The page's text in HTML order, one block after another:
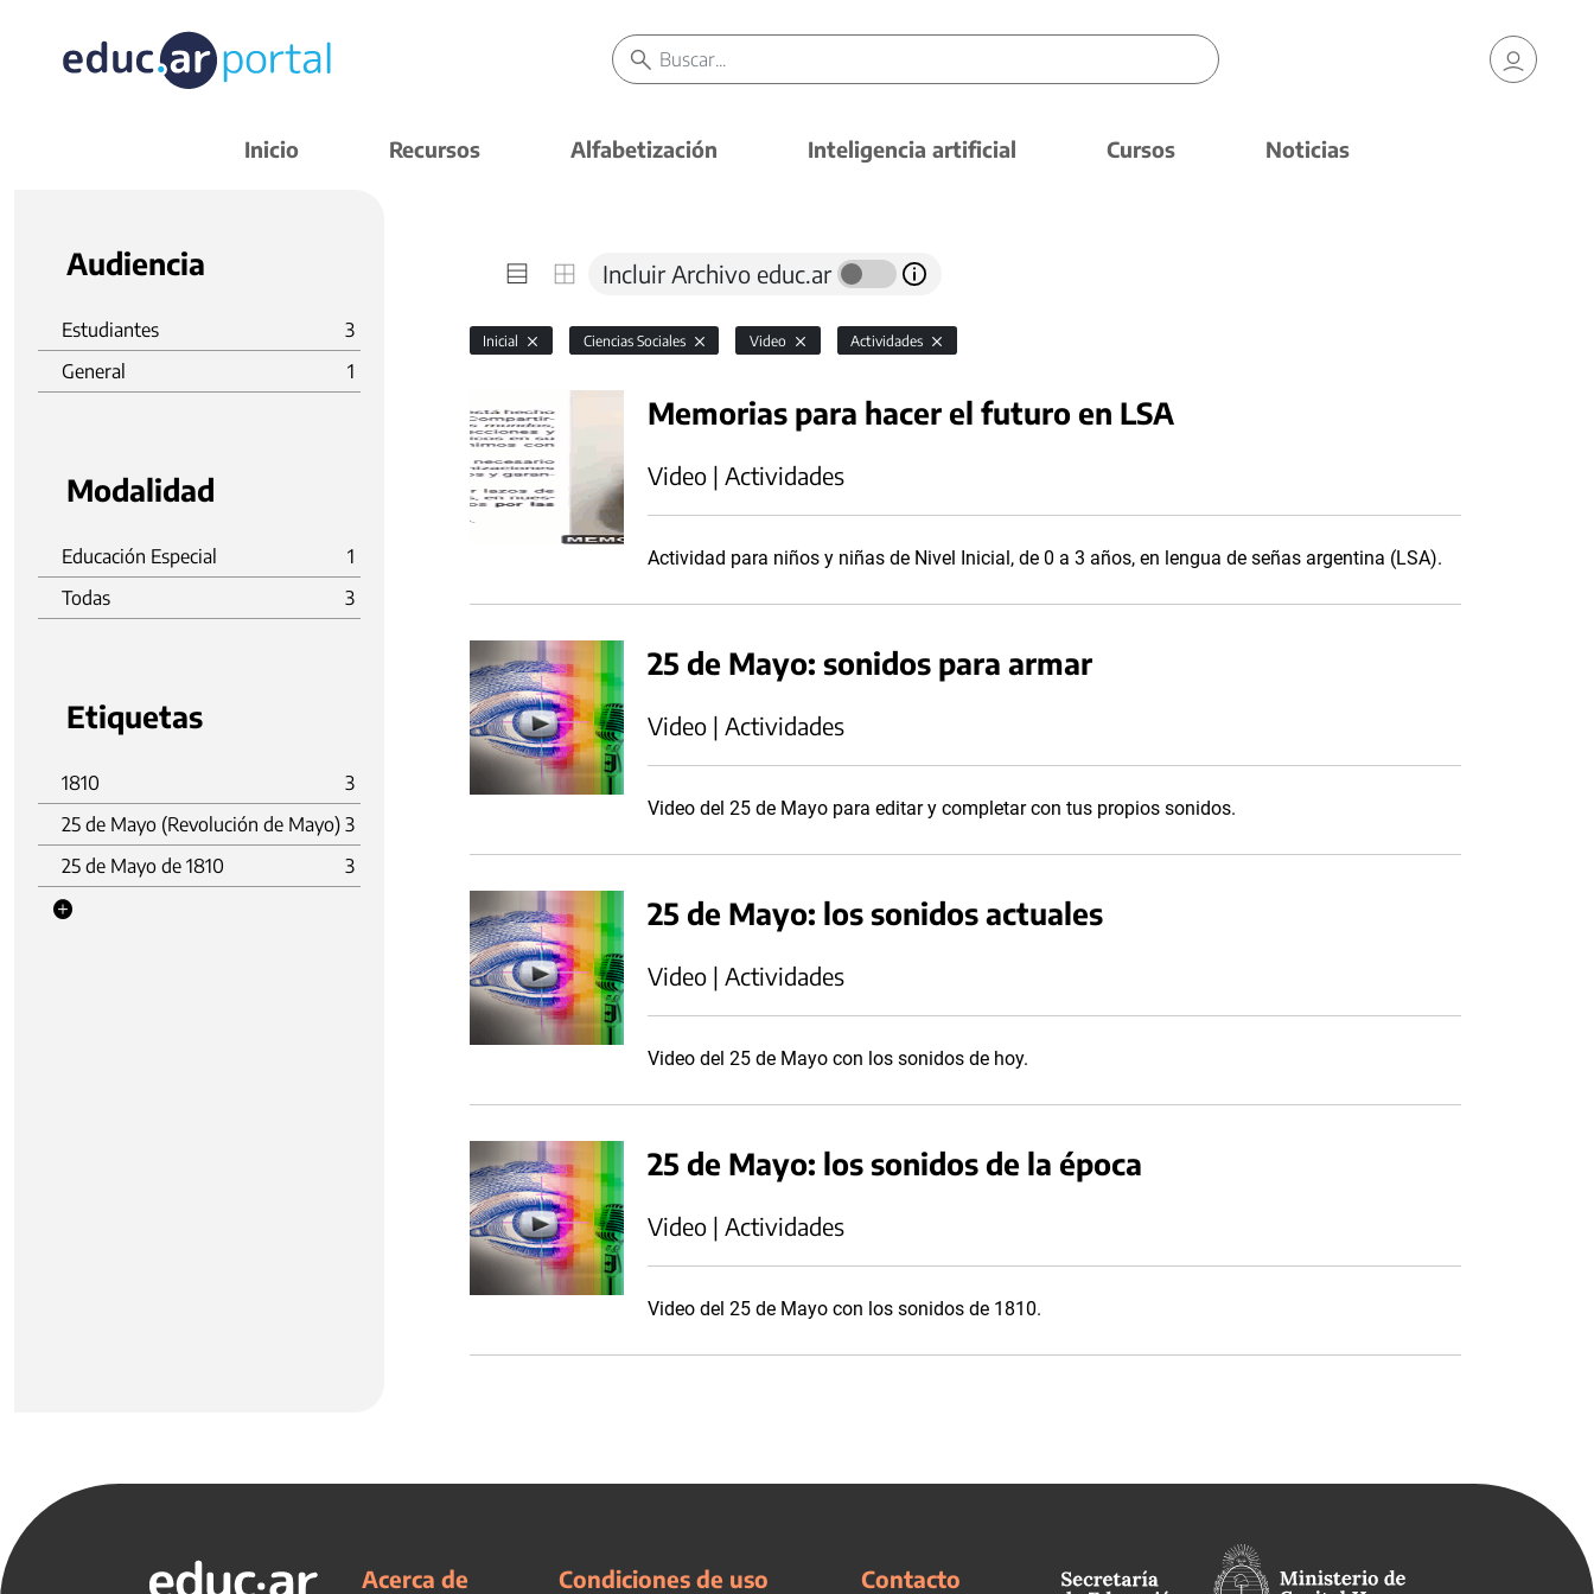
Inicio Recursos Alfabetización Inteligencia artificial Cursos Noticias
Audiencia
Estudiantes
3
General
1
Modalidad
Educación Especial
1
Todas
3
Etiquetas
1810
3
25 de Mayo (Revolución de Mayo) 3
25 de Mayo de 1810
3
Incluir Archivo educ.ar
Inicial Ciencias Sociales Video Actividades
Memorias para hacer el futuro en LSA
Video | Actividades
Actividad para niños y niñas de Nivel Inicial, de 0 a 3 años, en lengua de señas argentina (LSA).
25 de Mayo: sonidos para armar
Video | Actividades
Video del 25 de Mayo para editar y completar con tus propios sonidos.
25 de Mayo: los sonidos actuales
Video | Actividades
Video del 25 de Mayo con los sonidos de hoy.
25 de Mayo: los sonidos de la época
Video | Actividades
Video del 25 de Mayo con los sonidos de 1810.
Acerca de Condiciones de uso Contacto